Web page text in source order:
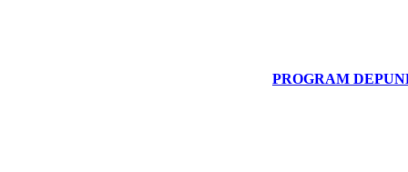
PROGRAM